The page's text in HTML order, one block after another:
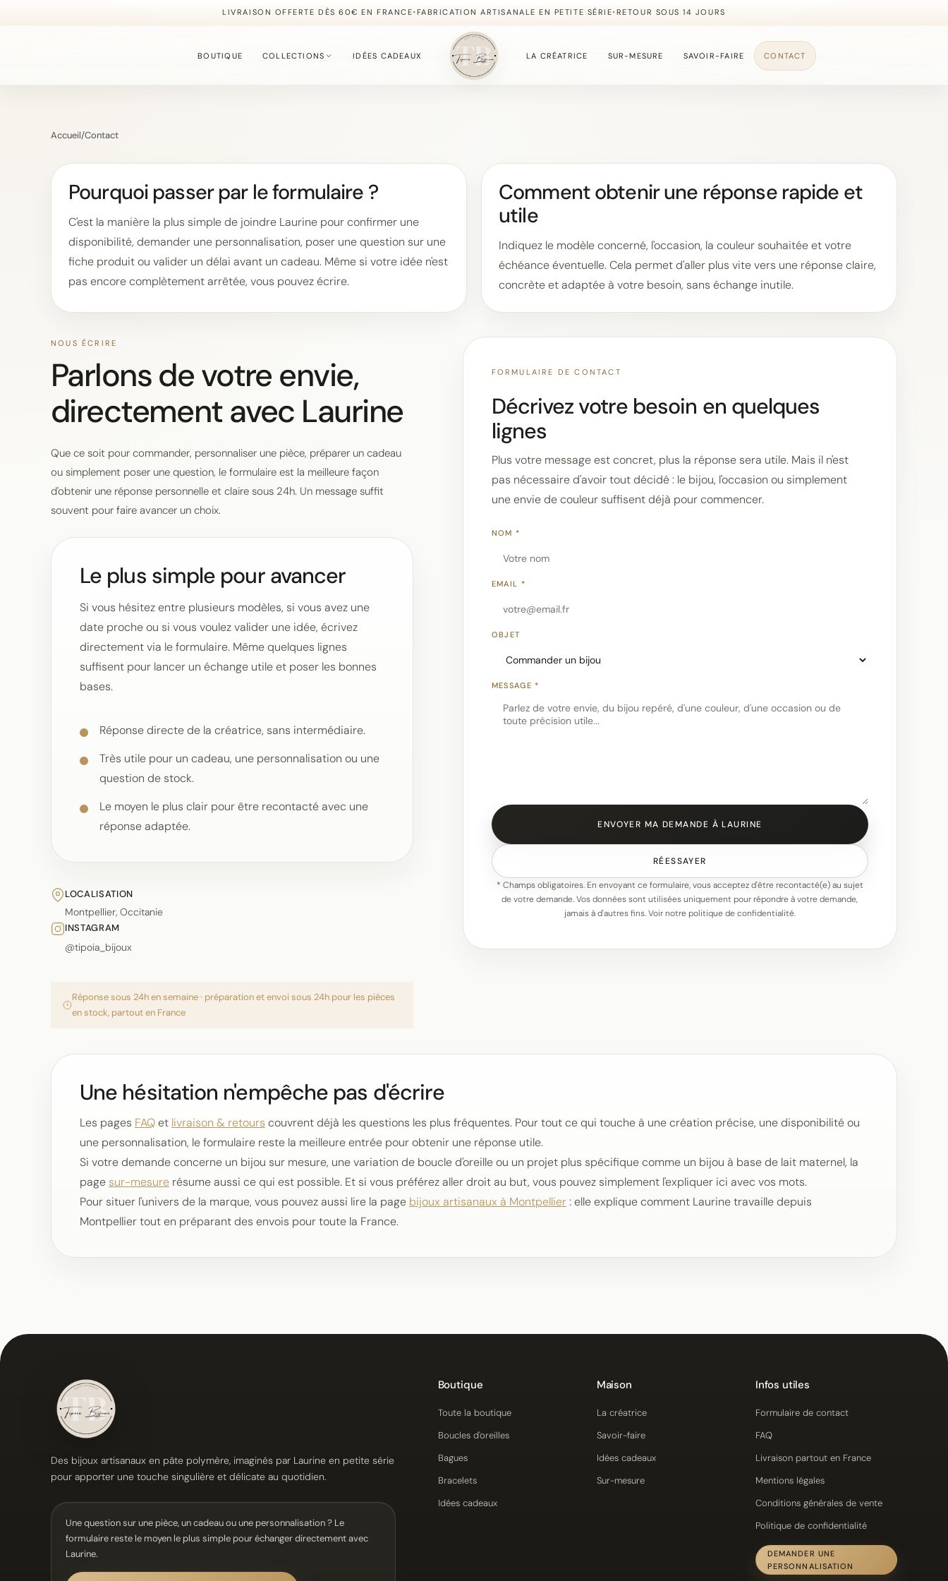
LIVRAISON OFFERTE DÈS 60€ EN FRANCE•FABRICATION ARTISANALE EN PETITE SÉRIE•RETOUR SOUS 14 JOURS
BOUTIQUE COLLECTIONS
BAGUES
BRACELETS
Une sélection plus fine, délicate et lumineuse.
IDÉES CADEAUX LA CRÉATRICE SUR-MESURE SAVOIR-FAIRE CONTACT
Accueil/Contact
Pourquoi passer par le formulaire ?
C'est la manière la plus simple de joindre Laurine pour confirmer une
disponibilité, demander une personnalisation, poser une question sur une
fiche produit ou valider un délai avant un cadeau. Même si votre idée n'est
pas encore complètement arrêtée, vous pouvez écrire.
Comment obtenir une réponse rapide et
utile
Indiquez le modèle concerné, l'occasion, la couleur souhaitée et votre
échéance éventuelle. Cela permet d'aller plus vite vers une réponse claire,
concrète et adaptée à votre besoin, sans échange inutile.
NOUS ÉCRIRE
Parlons de votre envie,
directement avec Laurine
Que ce soit pour commander, personnaliser une pièce, préparer un cadeau
ou simplement poser une question, le formulaire est la meilleure façon
d'obtenir une réponse personnelle et claire sous 24h. Un message suffit
souvent pour faire avancer un choix.
Le plus simple pour avancer
Si vous hésitez entre plusieurs modèles, si vous avez une
date proche ou si vous voulez valider une idée, écrivez
directement via le formulaire. Même quelques lignes
suffisent pour lancer un échange utile et poser les bonnes
bases.
Réponse directe de la créatrice, sans intermédiaire.
Très utile pour un cadeau, une personnalisation ou une
question de stock.
Le moyen le plus clair pour être recontacté avec une
réponse adaptée.
LOCALISATION
Montpellier, Occitanie
INSTAGRAM
@tipoia_bijoux
Réponse sous 24h en semaine · préparation et envoi sous 24h pour les pièces
en stock, partout en France
FORMULAIRE DE CONTACT
Décrivez votre besoin en quelques
lignes
Plus votre message est concret, plus la réponse sera utile. Mais il n'est
pas nécessaire d'avoir tout décidé : le bijou, l'occasion ou simplement
une envie de couleur suffisent déjà pour commencer.
NOM *
EMAIL *
OBJET
MESSAGE *
ENVOYER MA DEMANDE À LAURINE
RÉESSAYER
* Champs obligatoires. En envoyant ce formulaire, vous acceptez d'être recontacté(e) au sujet
de votre demande. Vos données sont utilisées uniquement pour répondre à votre demande,
jamais à d'autres fins. Voir notrepolitique de confidentialité.
Une hésitation n'empêche pas d'écrire
Les pages FAQet livraison & retours couvrent déjà les questions les plus fréquentes. Pour tout ce qui touche à une création précise, une disponibilité ou
une personnalisation, le formulaire reste la meilleure entrée pour obtenir une réponse utile.
Si votre demande concerne un bijou sur mesure, une variation de boucle d'oreille ou un projet plus spécifique comme un bijou à base de lait maternel, la
page sur-mesure résume aussi ce qui est possible. Et si vous préférez aller droit au but, vous pouvez simplement l'expliquer ici avec vos mots.
Pour situer l'univers de la marque, vous pouvez aussi lire la page bijoux artisanaux à Montpellier: elle explique comment Laurine travaille depuis
Montpellier tout en préparant des envois pour toute la France.
Des bijoux artisanaux en pâte polymère, imaginés par Laurine en petite série
pour apporter une touche singulière et délicate au quotidien.
Une question sur une pièce, un cadeau ou une personnalisation ? Le
formulaire reste le moyen le plus simple pour échanger directement avec
Laurine.
Boutique
Toute la boutique
Boucles d'oreilles
Bagues
Bracelets
Idées cadeaux
Maison
La créatrice
Savoir-faire
Idées cadeaux
Sur-mesure
Infos utiles
Formulaire de contact
FAQ
Livraison partout en France
Mentions légales
Conditions générales de vente
Politique de confidentialité
DEMANDER UNE
PERSONNALISATION